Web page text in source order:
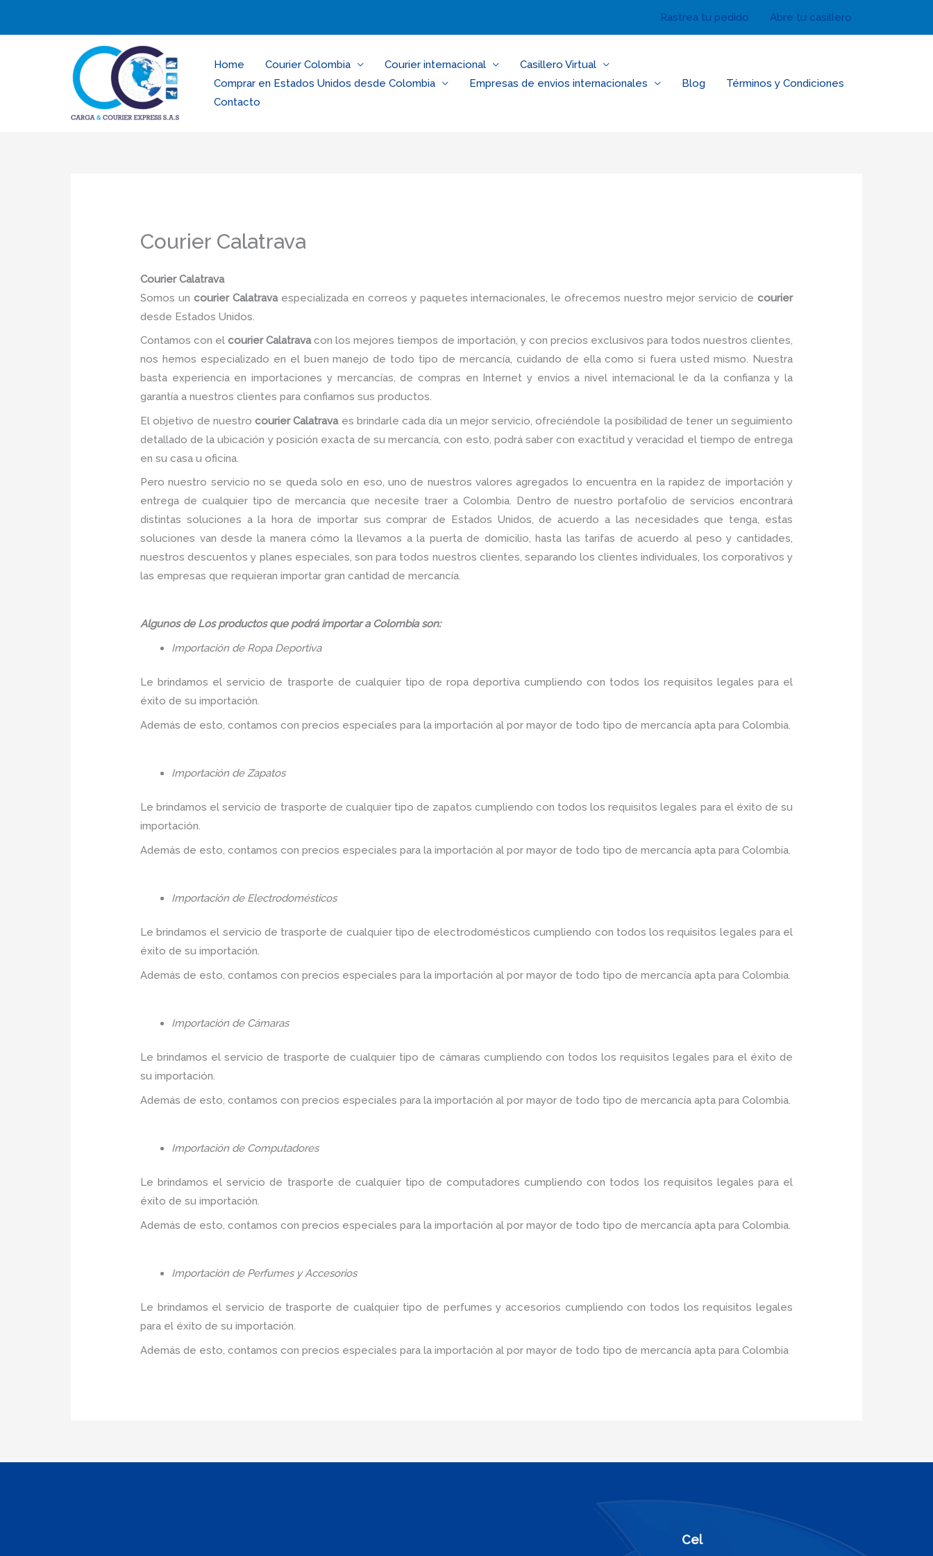
Rastrea tu pedido Abre tu casillero
Home Courier Colombia Courier internacional
Casillero Virtual
Comprar en Estados Unidos desde Colombia
Empresas de envios internacionales Blog
Términos y Condiciones
Contacto
Courier Calatrava
Courier Calatrava
Somos un courier Calatravaespecializada en correos y paquetes internacionales, le ofrecemos nuestro mejor servicio de courier
desde Estados Unidos.
Contamos con elcourier Calatravacon los mejores tiempos de importación, y con precios exclusivos para todos nuestros clientes,
nos hemos especializado en el buen manejo de todo tipo de mercancía, cuidando de ella como si fuera usted mismo. Nuestra
basta experiencia en importaciones y mercancías, de compras en Internet y envíos a nivel internacional le da la confianza y la
garantía a nuestros clientes para confiarnos sus productos.
El objetivo de nuestrocourier Calatravaes brindarle cada día un mejor servicio, ofreciéndole la posibilidad de tener un seguimiento
detallado de la ubicación y posición exacta de su mercancía, con esto, podrá saber con exactitud y veracidad el tiempo de entrega
en su casa u oficina.
Pero nuestro servicio no se queda solo en eso, uno de nuestros valores agregados lo encuentra en la rapidez de importación y
entrega de cualquier tipo de mercancía que necesite traer a Colombia. Dentro de nuestro portafolio de servicios encontrará
distintas soluciones a la hora de importar sus comprar de Estados Unidos, de acuerdo a las necesidades que tenga, estas
soluciones van desde la manera cómo la llevamos a la puerta de domicilio, hasta las tarifas de acuerdo al peso y cantidades,
nuestros descuentos y planes especiales, son para todos nuestros clientes, separando los clientes individuales, los corporativos y
las empresas que requieran importar gran cantidad de mercancía.
Algunos de Los productos que podrá importar a Colombia son:
Importación de Ropa Deportiva
Le brindamos el servicio de trasporte de cualquier tipo de ropa deportiva cumpliendo con todos los requisitos legales para el
éxito de su importación.
Además de esto, contamos con precios especiales para la importación al por mayor de todo tipo de mercancía apta para Colombia.
Importación de Zapatos
Le brindamos el servicio de trasporte de cualquier tipo de zapatos cumpliendo con todos los requisitos legales para el éxito de su
importación.
Además de esto, contamos con precios especiales para la importación al por mayor de todo tipo de mercancía apta para Colombia.
Importación de Electrodomésticos
Le brindamos el servicio de trasporte de cualquier tipo de electrodomésticos cumpliendo con todos los requisitos legales para el
éxito de su importación.
Además de esto, contamos con precios especiales para la importación al por mayor de todo tipo de mercancía apta para Colombia.
Importación de Cámaras
Le brindamos el servicio de trasporte de cualquier tipo de cámaras cumpliendo con todos los requisitos legales para el éxito de
su importación.
Además de esto, contamos con precios especiales para la importación al por mayor de todo tipo de mercancía apta para Colombia.
Importación de Computadores
Le brindamos el servicio de trasporte de cualquier tipo de computadores cumpliendo con todos los requisitos legales para el
éxito de su importación.
Además de esto, contamos con precios especiales para la importación al por mayor de todo tipo de mercancía apta para Colombia.
Importación de Perfumes y Accesorios
Le brindamos el servicio de trasporte de cualquier tipo de perfumes y accesorios cumpliendo con todos los requisitos legales
para el éxito de su importación.
Además de esto, contamos con precios especiales para la importación al por mayor de todo tipo de mercancía apta para Colombia
Cel